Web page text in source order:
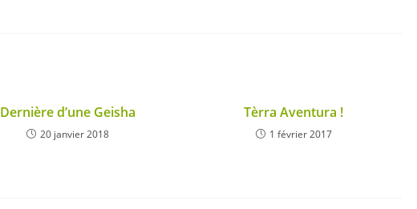
Dernière d’une Geisha
20 janvier 2018
Tèrra Aventura !
1 février 2017